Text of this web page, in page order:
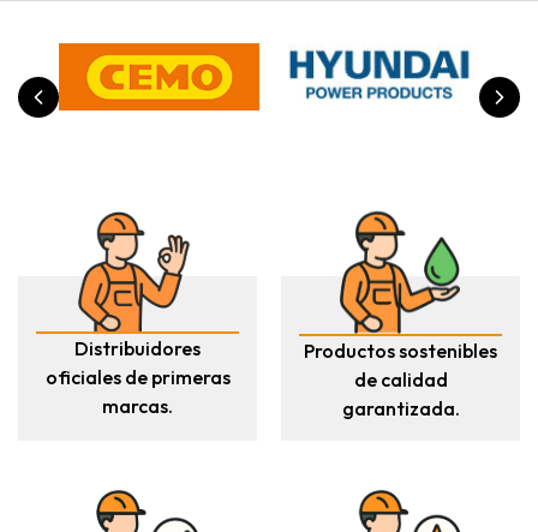
Distribuidores
oficiales de primeras
marcas.
Productos sostenibles
de calidad
garantizada.